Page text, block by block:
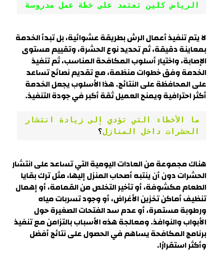
الرياض كلين تعتمد على خطة عمل مدروسة
لا يتم تنفيذ أعمال الرش بطريقة عشوائية، بل تبدأ الخدمة
بمعاينة دقيقة، ثم تحديد نوع الحشرة، وتقييم مستوى
الإصابة، واختيار أسلوب المكافحة المناسب، ثم تنفيذ
الخدمة وفق خطوات منظمة، مع تقديم نصائح تساعد
على المحافظة على النتائج. هذا الأسلوب يجعل الخدمة
أكثر احترافية ويمنح العميل ثقة أكبر في جودة التنفيذ.
الحشرات داخل المنازل؟
هناك مجموعة من العادات اليومية التي تساعد على انتشار
الحشرات دون أن ينتبه أصحاب المنزل إليها، مثل ترك بقايا
الطعام مكشوفة، أو تأخير التخلص من القمامة، أو إهمال
تنظيف أماكن تخزين الأغراض، أو وجود تسربات مياه
ورطوبة مستمرة، أو عدم سد الفتحات الصغيرة حول
الأبواب والنوافذ. ومعالجة هذه الأسباب بالتزامن مع تنفيذ
برنامج المكافحة يساهم في الحصول على نتائج أفضل
وأكثر استقرارًا.